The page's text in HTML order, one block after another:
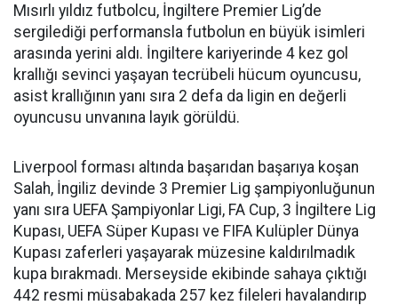
Mısırlı yıldız futbolcu, İngiltere Premier Lig’de
sergilediği performansla futbolun en büyük isimleri
arasında yerini aldı. İngiltere kariyerinde 4 kez gol
krallığı sevinci yaşayan tecrübeli hücum oyuncusu,
asist krallığının yanı sıra 2 defa da ligin en değerli
oyuncusu unvanına layık görüldü.
Liverpool forması altında başarıdan başarıya koşan
Salah, İngiliz devinde 3 Premier Lig şampiyonluğunun
yanı sıra UEFA Şampiyonlar Ligi, FA Cup, 3 İngiltere Lig
Kupası, UEFA Süper Kupası ve FIFA Kulüpler Dünya
Kupası zaferleri yaşayarak müzesine kaldırılmadık
kupa bırakmadı. Merseyside ekibinde sahaya çıktığı
442 resmi müsabakada 257 kez fileleri havalandırıp